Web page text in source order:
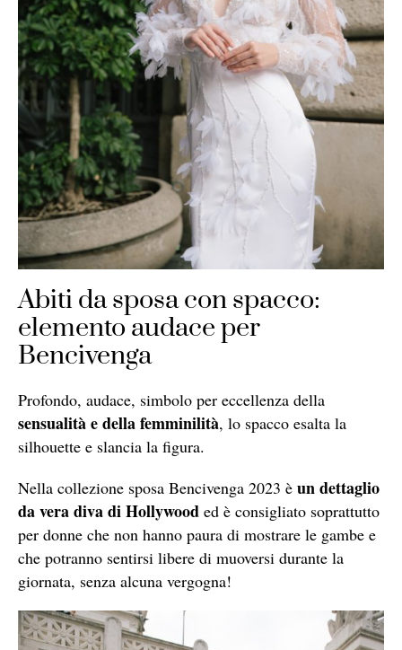
Abiti da sposa con spacco:
elemento audace per
Bencivenga
Profondo, audace, simbolo per eccellenza della
sensualità e della femminilità, lo spacco esalta la
silhouette e slancia la figura.
Nella collezione sposa Bencivenga 2023 è un dettaglio
da vera diva di Hollywood ed è consigliato soprattutto
per donne che non hanno paura di mostrare le gambe e
che potranno sentirsi libere di muoversi durante la
giornata, senza alcuna vergogna!